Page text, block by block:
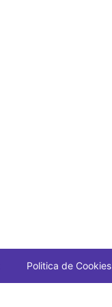
Politica de Cookies